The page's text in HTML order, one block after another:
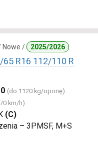
Nowe / 2025/2026
65 R16 112/110 R
(do 1120 kg/oponę)
km/h)
(C)
– 3PMSF, M+S